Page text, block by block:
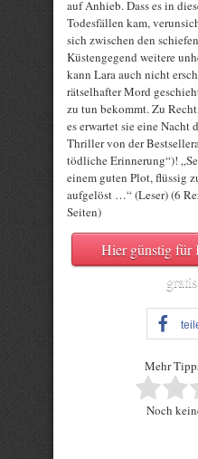
auf Anhieb. Dass es in
Todesfällen kam,
sich zwischen den
Küstengegend weitere
kann Lara auch nicht
rätselhafter Mord
zu tun bekommt. Zu
es erwartet sie eine Nacht
Thriller von der
tödliche Erinnerung“)!
einem guten Plot, flüssig
aufgelöst …“ (Leser) (6
Seiten)
Hier günstig für
Mehr
Rate this item:
Noch